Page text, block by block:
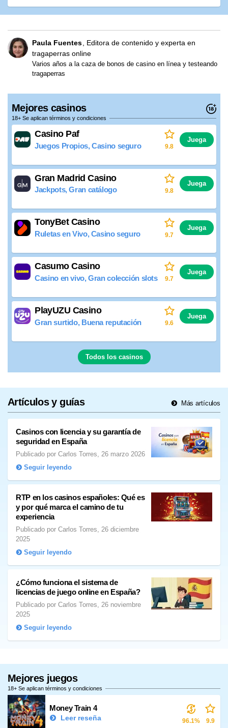
Paula Fuentes
Editora de contenido y experta en
tragaperras online
Varios años a la caza de bonos de casino en línea y testeando
tragaperras
Mejores casinos
18+ Se aplican términos y condiciones
Casino Paf
Juegos Propios, Casino seguro 9.8
Juega
Gran Madrid Casino
Jackpots, Gran catálogo 9.8
Juega
TonyBet Casino
Ruletas en Vivo, Casino seguro 9.7
Juega
Casumo Casino
Casino en vivo, Gran colección slots 9.7
Juega
PlayUZU Casino
Gran surtido, Buena reputación 9.6
Juega
Todos los casinos
Artículos y guías Más artículos
Casinos con licencia y su garantía de
seguridad en España
Publicado por Carlos Torres, 26 marzo 2026
Seguir leyendo
RTP en los casinos españoles: Qué es
y por qué marca el camino de tu
experiencia
Publicado por Carlos Torres, 26 diciembre
2025
Seguir leyendo
¿Cómo funciona el sistema de
licencias de juego online en España?
Publicado por Carlos Torres, 26 noviembre
2025
Seguir leyendo
Mejores juegos
18+ Se aplican términos y condiciones
Money Train 4
Leer reseña 96.1% 9.9